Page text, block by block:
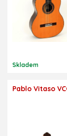
Skladem
Pablo Vitaso